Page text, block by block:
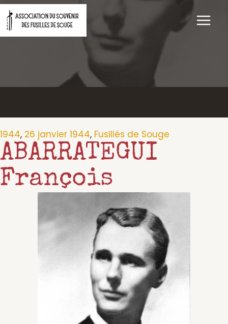
Aller
au
contenu
1944, 26 janvier 1944, Fusillés de Souge
ABARRATEGUI
François